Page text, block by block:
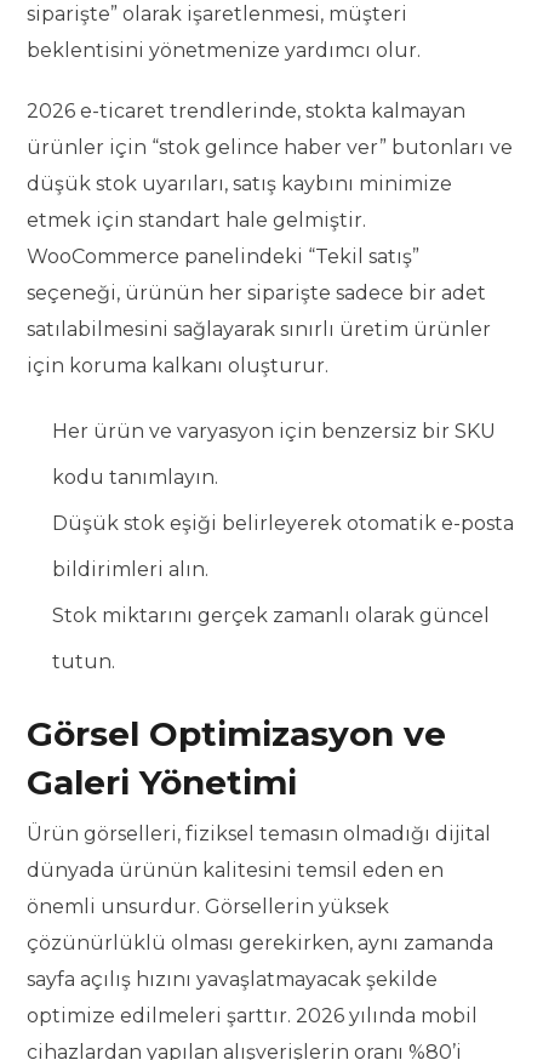
siparişte” olarak işaretlenmesi, müşteri
beklentisini yönetmenize yardımcı olur.
2026 e-ticaret trendlerinde, stokta kalmayan
ürünler için “stok gelince haber ver” butonları ve
düşük stok uyarıları, satış kaybını minimize
etmek için standart hale gelmiştir.
WooCommerce panelindeki “Tekil satış”
seçeneği, ürünün her siparişte sadece bir adet
satılabilmesini sağlayarak sınırlı üretim ürünler
için koruma kalkanı oluşturur.
Her ürün ve varyasyon için benzersiz bir SKU
kodu tanımlayın.
Düşük stok eşiği belirleyerek otomatik e-posta
bildirimleri alın.
Stok miktarını gerçek zamanlı olarak güncel
tutun.
Görsel Optimizasyon ve
Galeri Yönetimi
Ürün görselleri, fiziksel temasın olmadığı dijital
dünyada ürünün kalitesini temsil eden en
önemli unsurdur. Görsellerin yüksek
çözünürlüklü olması gerekirken, aynı zamanda
sayfa açılış hızını yavaşlatmayacak şekilde
optimize edilmeleri şarttır. 2026 yılında mobil
cihazlardan yapılan alışverişlerin oranı %80’i